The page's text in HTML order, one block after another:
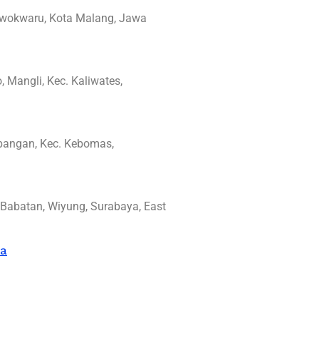
Kota Malang, Jawa
Mangli, Kec. Kaliwates,
Kec. Kebomas,
Wiyung, Surabaya, East